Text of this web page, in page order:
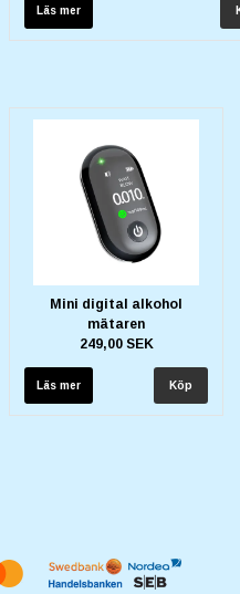
Läs mer
Mini digital alkohol
mätaren
249,00 SEK
Läs mer